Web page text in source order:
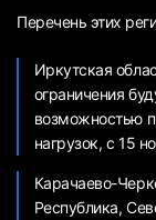
Перечень этих
Иркутская
ограничения
возможностью
нагрузок, с 15
Карачаево-
Республика,